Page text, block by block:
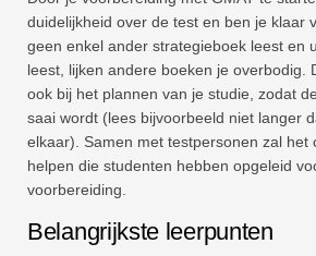
duidelijkheid over de test en ben je klaar
geen enkel ander strategieboek leest en
leest, lijken andere boeken je overbodig.
ook bij het plannen van je studie, zodat
saai wordt (lees bijvoorbeeld niet langer
elkaar). Samen met testpersonen zal het
helpen die studenten hebben opgeleid
voorbereiding.
Belangrijkste leerpunten